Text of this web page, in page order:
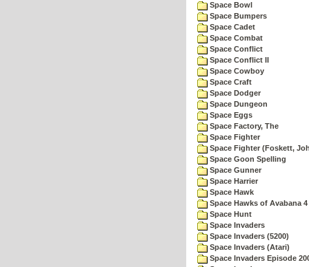
Space Bowl
Space Bumpers
Space Cadet
Space Combat
Space Conflict
Space Conflict II
Space Cowboy
Space Craft
Space Dodger
Space Dungeon
Space Eggs
Space Factory, The
Space Fighter
Space Fighter (Foskett,
Space Goon Spelling
Space Gunner
Space Harrier
Space Hawk
Space Hawks of Avabana 4
Space Hunt
Space Invaders
Space Invaders (5200)
Space Invaders (Atari)
Space Invaders Episode